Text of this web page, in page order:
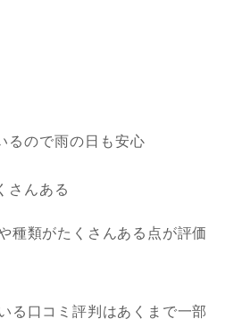
るので雨の日も安心
さんある
種類がたくさんある点が評価
る口コミ評判はあくまで一部